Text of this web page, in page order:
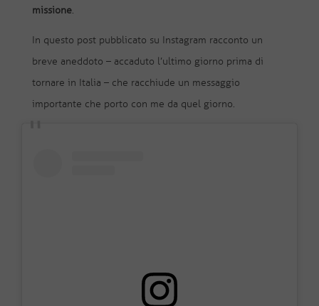
missione.
In questo post pubblicato su Instagram racconto un
breve aneddoto – accaduto l’ultimo giorno prima di
tornare in Italia – che racchiude un messaggio
importante che porto con me da quel giorno.